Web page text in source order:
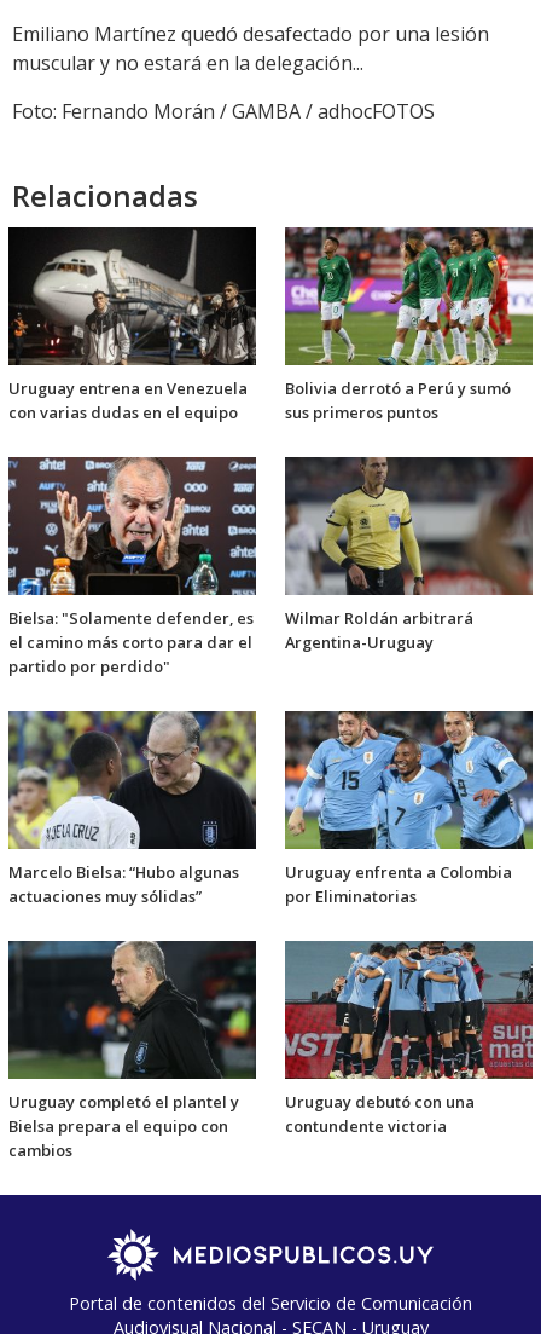
Emiliano Martínez quedó desafectado por una lesión
muscular y no estará en la delegación...
Foto: Fernando Morán / GAMBA / adhocFOTOS
Relacionadas
Uruguay entrena en Venezuela
con varias dudas en el equipo
Bolivia derrotó a Perú y sumó
sus primeros puntos
Bielsa: "Solamente defender, es
el camino más corto para dar el
partido por perdido"
Wilmar Roldán arbitrará
Argentina-Uruguay
Marcelo Bielsa: “Hubo algunas
actuaciones muy sólidas”
Uruguay enfrenta a Colombia
por Eliminatorias
Uruguay completó el plantel y
Bielsa prepara el equipo con
cambios
Uruguay debutó con una
contundente victoria
Portal de contenidos del Servicio de Comunicación
Audiovisual Nacional - SECAN - Uruguay